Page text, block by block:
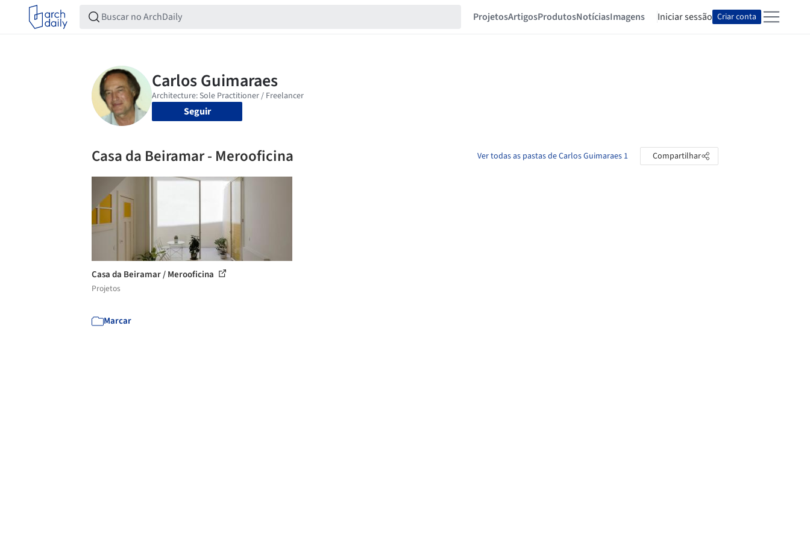
ProjetosArtigosProdutosNotíciasImagens Iniciar sessão Criar conta
Seguir
Casa da Beiramar - Merooficina Ver todas as pastas de Carlos Guimaraes 1 Compartilhar
Casa da Beiramar / Merooficina
Projetos
Marcar